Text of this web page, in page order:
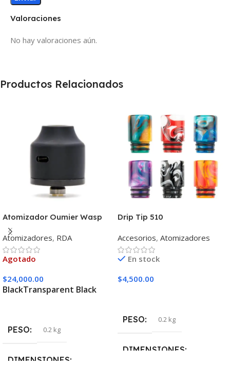
Valoraciones
No hay valoraciones aún.
Productos Relacionados
Atomizador Oumier Wasp
Nano Rda
Atomizadores, RDA
Agotado
$24,000.00
BlackTransparent Black
PESO 0.2 kg
DIMENSIONES
Drip Tip 510
Accesorios, Atomizadores
En stock
$4,500.00
PESO 0.2 kg
DIMENSIONES